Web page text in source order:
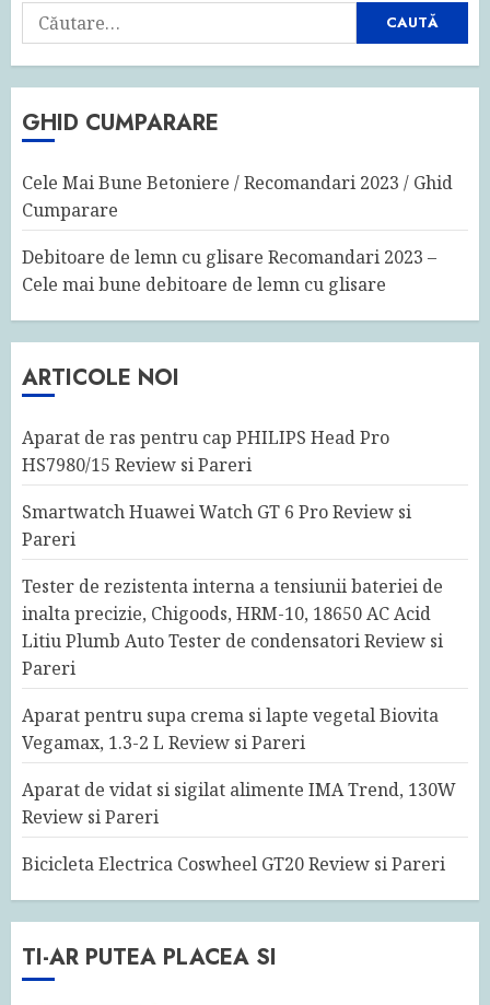
Caută
după:
GHID CUMPARARE
Cele Mai Bune Betoniere / Recomandari 2023 / Ghid
Cumparare
Debitoare de lemn cu glisare Recomandari 2023 –
Cele mai bune debitoare de lemn cu glisare
ARTICOLE NOI
Aparat de ras pentru cap PHILIPS Head Pro
HS7980/15 Review si Pareri
Smartwatch Huawei Watch GT 6 Pro Review si
Pareri
Tester de rezistenta interna a tensiunii bateriei de
inalta precizie, Chigoods, HRM-10, 18650 AC Acid
Litiu Plumb Auto Tester de condensatori Review si
Pareri
Aparat pentru supa crema si lapte vegetal Biovita
Vegamax, 1.3-2 L Review si Pareri
Aparat de vidat si sigilat alimente IMA Trend, 130W
Review si Pareri
Bicicleta Electrica Coswheel GT20 Review si Pareri
TI-AR PUTEA PLACEA SI